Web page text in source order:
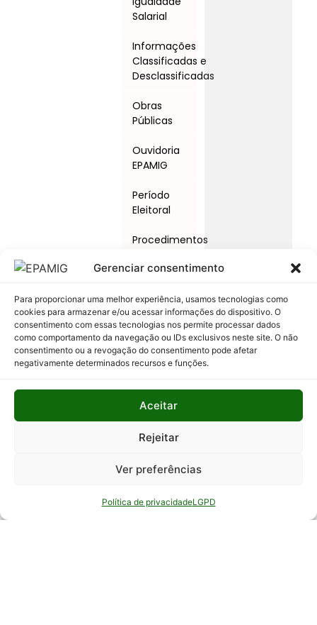
Gerenciar consentimento
Para proporcionar uma melhor experiência, usamos tecnologias como
cookies para armazenar e/ou acessar informações do dispositivo. O
consentimento com essas tecnologias nos permite processar dados
como comportamento da navegação ou IDs exclusivos neste site. O não
consentimento ou a revogação do consentimento pode afetar
negativamente determinados recursos e funções.
Aceitar
Rejeitar
Ver preferências
Política de privacidadeLGPD
Salarial
Informações
Classificadas e
Desclassificadas
Obras
Públicas
Ouvidoria
EPAMIG
Período
Eleitoral
Procedimentos
e Ações
Relatório
Anual de
Atividades
Auditoria
Interna
Relatório
Serviço de
ao Cidadão